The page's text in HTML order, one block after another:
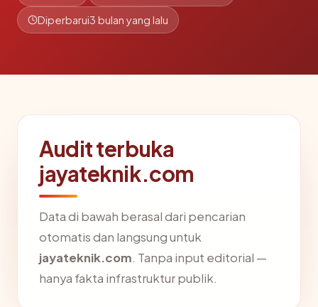
Diperbarui3 bulan yang lalu
Audit terbuka
jayateknik.com
Data di bawah berasal dari pencarian
otomatis dan langsung untuk
jayateknik.com. Tanpa input editorial —
hanya fakta infrastruktur publik.